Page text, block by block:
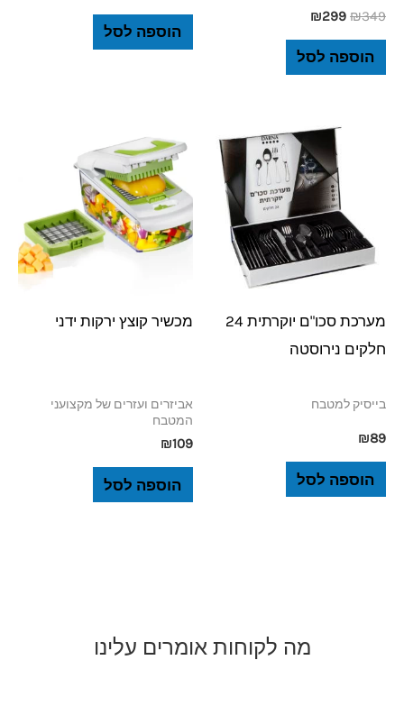
₪349
₪299
הוספה לסל
הוספה לסל
מערכת סכו"ם יוקרתית 24
חלקים נירוסטה
בייסיק למטבח
₪89
הוספה לסל
מכשיר קוצץ ירקות ידני
אביזרים ועזרים של מקצועני
המטבח
₪109
הוספה לסל
מה לקוחות אומרים עלינו